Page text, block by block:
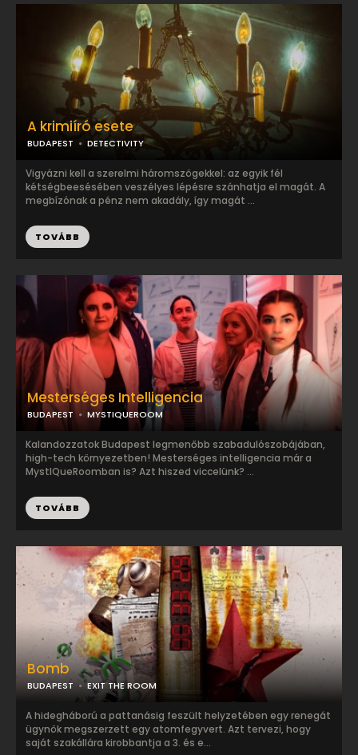
A krimiíró esete
BUDAPEST DETECTIVITY
Vigyázni kell a szerelmi háromszögekkel: az egyik fél
kétségbeesésében veszélyes lépésre szánhatja el magát. A
megbízónak a pénz nem akadály, így magát ...
TOVÁBB
Mesterséges Intelligencia
BUDAPEST MYSTIQUEROOM
Kalandozzatok Budapest legmenőbb szabadulószobájában,
high-tech környezetben! Mesterséges intelligencia már a
MystIQueRoomban is? Azt hiszed viccelünk? ...
TOVÁBB
Bomb
BUDAPEST EXIT THE ROOM
A hidegháború a pattanásig feszült helyzetében egy renegát
ügynök megszerzett egy atomfegyvert. Azt tervezi, hogy
saját szakállára kirobbantja a 3. és e...